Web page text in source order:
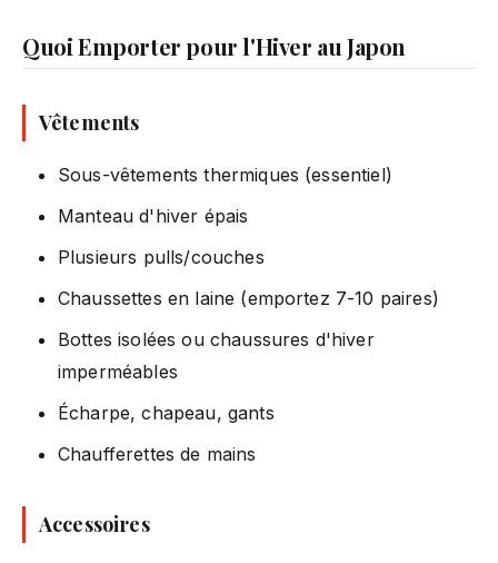
Quoi Emporter pour l'Hiver au Japon
Vêtements
Sous-vêtements thermiques (essentiel)
Manteau d'hiver épais
Plusieurs pulls/couches
Chaussettes en laine (emportez 7-10 paires)
Bottes isolées ou chaussures d'hiver
imperméables
Écharpe, chapeau, gants
Chaufferettes de mains
Accessoires